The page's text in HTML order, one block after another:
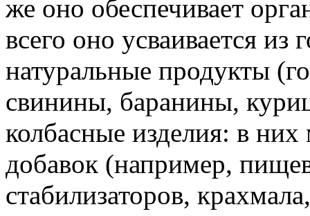
же оно обеспечивает
всего оно усваивается из
натуральные продукты
свинины, баранины,
колбасные изделия: в
добавок (например,
стабилизаторов,